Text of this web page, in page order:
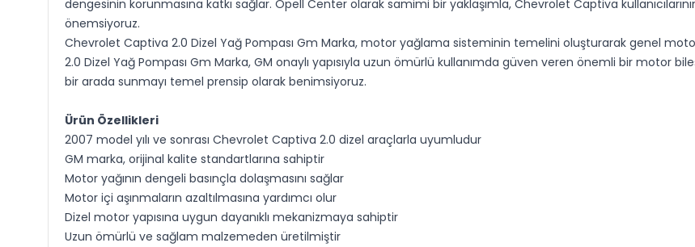
dengesinin korunmasına katkı sağlar. Opell Center olarak samimi bir yaklaşımla, Chevrolet Captiva
önemsiyoruz.
Chevrolet Captiva 2.0 Dizel Yağ Pompası Gm Marka, motor yağlama sisteminin temelini oluşturarak genel
2.0 Dizel Yağ Pompası Gm Marka, GM onaylı yapısıyla uzun ömürlü kullanımda güven veren önemli bir motor
bir arada sunmayı temel prensip olarak benimsiyoruz.
Ürün Özellikleri
2007 model yılı ve sonrası Chevrolet Captiva 2.0 dizel araçlarla uyumludur
GM marka, orijinal kalite standartlarına sahiptir
Motor yağının dengeli basınçla dolaşmasını sağlar
Motor içi aşınmaların azaltılmasına yardımcı olur
Dizel motor yapısına uygun dayanıklı mekanizmaya sahiptir
Uzun ömürlü ve sağlam malzemeden üretilmiştir